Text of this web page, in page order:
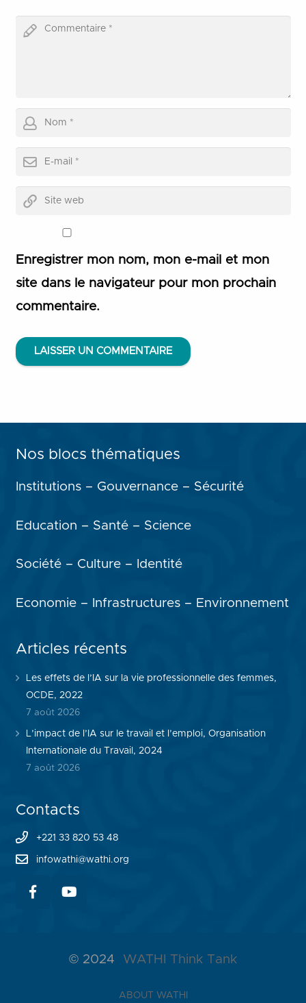
Enregistrer mon nom, mon e-mail et mon
site dans le navigateur pour mon prochain
commentaire.
LAISSER UN COMMENTAIRE
Nos blocs thématiques
Institutions – Gouvernance – Sécurité
Education – Santé – Science
Société – Culture – Identité
Economie – Infrastructures – Environnement
Articles récents
Les effets de l’IA sur la vie professionnelle des femmes,
OCDE, 2022
7 août 2026
L’impact de l’IA sur le travail et l’emploi, Organisation
Internationale du Travail, 2024
7 août 2026
Contacts
+221 33 820 53 48
infowathi@wathi.org
© 2024 WATHI Think Tank
ABOUT WATHI